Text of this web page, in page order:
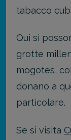
tabacco
Qui si
grotte
mogotes,
donano a
particolare.
Se si visita